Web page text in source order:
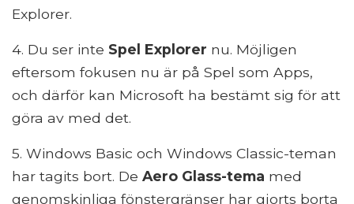
Explorer.
4. Du ser inte Spel Explorer nu. Möjligen
eftersom fokusen nu är på Spel som Apps,
och därför kan Microsoft ha bestämt sig för att
göra av med det.
5. Windows Basic och Windows Classic-teman
har tagits bort. De Aero Glass-tema med
genomskinliga fönstergränser har gjorts borta